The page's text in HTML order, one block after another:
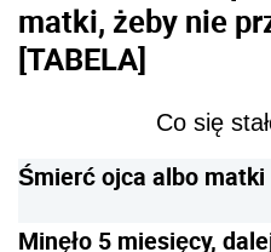
matki, żeby nie
[TABELA]
Co się
Śmierć ojca albo matki
Minęło 5 miesięcy,